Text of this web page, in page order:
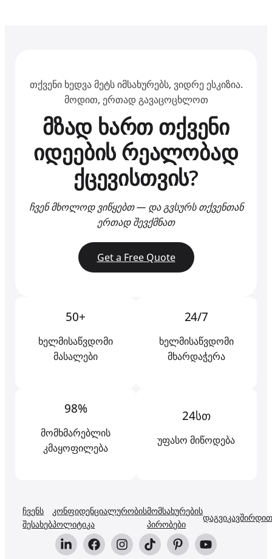
თქვენი ხედვა მეტს იმსახურებს, ვიდრე ესკიზია.
მოდით, ერთად გავაცოცხლოთ
მზად ხართ თქვენი
იდეების რეალობად
ქცევისთვის?
ჩვენ მხოლოდ ვიწყებთ — და გვსურს თქვენთან
ერთად შევქმნათ
Get a Free Quote
50+
ხელმისაწვდომი
მასალები
24/7
ხელმისაწვდომი
მხარდაჭერა
98%
მომხმარებლის
კმაყოფილება
24სთ
უფასო მიწოდება
ჩვენს
შესახებ
კონფიდენციალურობის
პოლიტიკა
მომსახურების
პირობები